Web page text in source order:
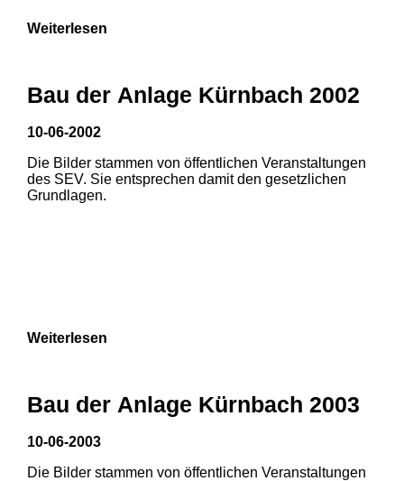
Weiterlesen
Bau der Anlage Kürnbach 2002
10-06-2002
Die Bilder stammen von öffentlichen Veranstaltungen
des SEV. Sie entsprechen damit den gesetzlichen
Grundlagen.
Weiterlesen
Bau der Anlage Kürnbach 2003
10-06-2003
Die Bilder stammen von öffentlichen Veranstaltungen